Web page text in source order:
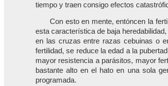
tiempo y traen consigo efectos
Con esto en mente, entóncen la
esta característica de baja
en las cruzas entre razas cebuinas o
fertilidad, se reduce la edad a la
mayor resistencia a parásitos, mayor
bastante alto en el hato en una sola
programada.